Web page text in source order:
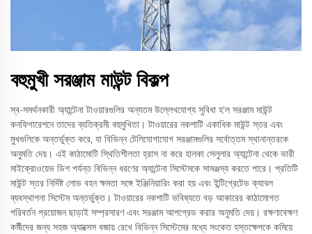
বহুমুখী সরঞ্জাম মাউন্ট বিকল্প
স্ব-সমর্থনকারী অ্যান্টেনা টাওয়ারগুলির অন্যতম উল্লেখযোগ্য সুবিধা হ'ল সরঞ্জাম মাউন্ট
কনফিগারেশনে তাদের ব্যতিক্রমী বহুমুখিতা। টাওয়ারের নকশাটি একাধিক মাউন্ট স্তর এবং
মুখগুলিকে অন্তর্ভুক্ত করে, যা বিভিন্ন টেলিযোগাযোগ সরঞ্জামগুলির সর্বোত্তম স্থানান্তরকে
অনুমতি দেয়। এই কাঠামোটি স্থিতিশীলতা হ্রাস না করে হালকা সেলুলার অ্যান্টেনা থেকে ভারী
মাইক্রোওয়েভ ডিশ পর্যন্ত বিভিন্ন ধরণের অ্যান্টেনা সিস্টেমকে সামঞ্জস্য করতে পারে। প্রতিটি
মাউন্ট স্তর নির্দিষ্ট লোড বহন ক্ষমতা সঙ্গে ইঞ্জিনিয়ারিং করা হয় এবং ইন্টিগ্রেটেড ক্যাবল
ব্যবস্থাপনা সিস্টেম অন্তর্ভুক্ত। টাওয়ারের নকশাটি ভবিষ্যতে বড় আকারের কাঠামোগত
পরিবর্তন প্রয়োজন ছাড়াই সম্প্রসারণ এবং সরঞ্জাম আপগ্রেড করার অনুমতি দেয়। রক্ষণাবেক্ষণ
কর্মীদের জন্য সহজ অ্যাক্সেস বজায় রেখে বিভিন্ন সিস্টেমের মধ্যে সংকেত হস্তক্ষেপকে কমিয়ে